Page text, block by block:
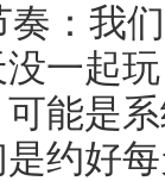
：我
一起
能是
约好